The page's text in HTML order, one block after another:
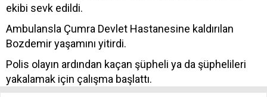
ekibi sevk edildi.
Ambulansla Çumra Devlet Hastanesine kaldırılan
Bozdemir yaşamını yitirdi.
Polis olayın ardından kaçan şüpheli ya da şüphelileri
yakalamak için çalışma başlattı.